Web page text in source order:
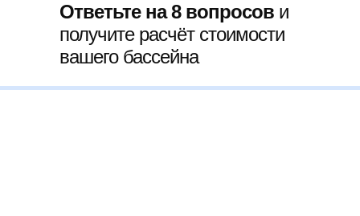
Ответьте на 8 вопросов и
получите расчёт стоимости
вашего бассейна